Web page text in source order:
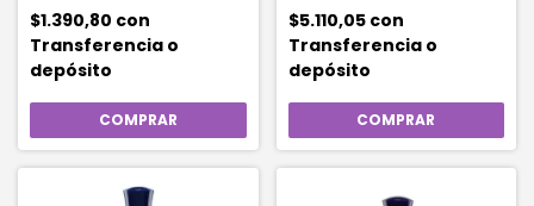
$1.390,80 con
Transferencia o
depósito
$5.110,05 con
Transferencia o
depósito